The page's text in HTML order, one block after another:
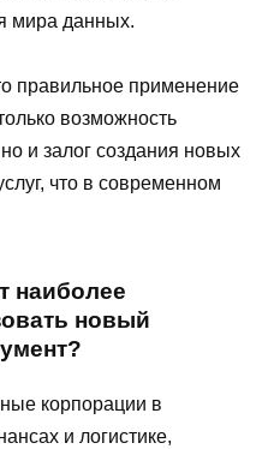
мира данных.
правильное применение
возможность
и залог создания новых
что в современном
наиболее
новый
корпорации в
и логистике,